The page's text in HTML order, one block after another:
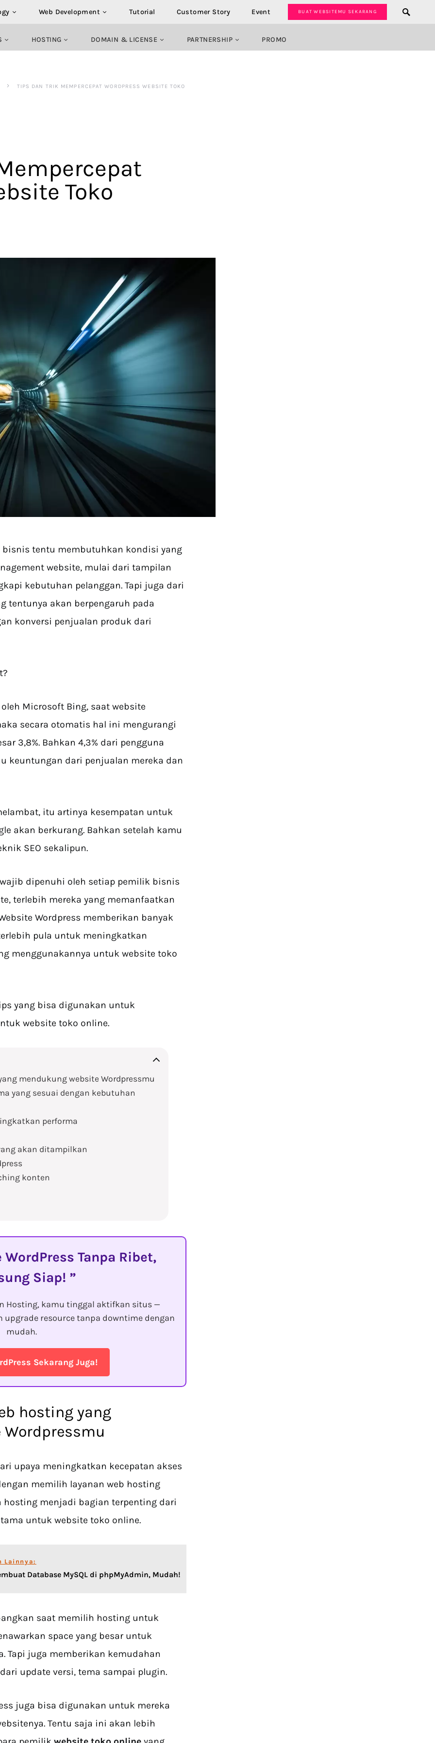
Web Development Tutorial Customer Story Event BUAT WEBSITEMU SEKARANG
HOSTING DOMAIN & LICENSE PARTNERSHIP PROMO
TIPS DAN TRIK MEMPERCEPAT WORDPRESS WEBSITE TOKO
Toko
tentu membutuhkan kondisi yang
website, mulai dari tampilan
kebutuhan pelanggan. Tapi juga dari
tentunya akan berpengaruh pada
konversi penjualan produk dari
Microsoft Bing, saat website
secara otomatis hal ini mengurangi
3,8%. Bahkan 4,3% dari pengguna
keuntungan dari penjualan mereka dan
itu artinya kesempatan untuk
akan berkurang. Bahkan setelah kamu
SEO sekalipun.
dipenuhi oleh setiap pemilik bisnis
terlebih mereka yang memanfaatkan
Wordpress memberikan banyak
pula untuk meningkatkan
menggunakannya untuk website toko
yang bisa digunakan untuk
website toko online.
mendukung website Wordpressmu
yang sesuai dengan kebutuhan
performa
akan ditampilkan
konten
Tanpa Ribet,
Siap!
Hosting, kamu tinggal aktifkan situs —
resource tanpa downtime dengan
mudah.
Sekarang Juga!
hosting yang
upaya meningkatkan kecepatan akses
memilih layanan web hosting
hosting menjadi bagian terpenting dari
untuk website toko online.
Lainnya:
Database MySQL di phpMyAdmin, Mudah!
saat memilih hosting untuk
space yang besar untuk
Tapi juga memberikan kemudahan
update versi, tema sampai plugin.
juga bisa digunakan untuk mereka
Tentu saja ini akan lebih